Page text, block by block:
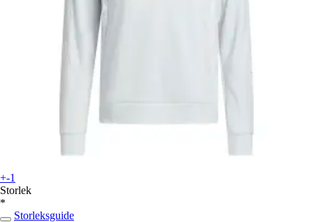
+-1
Storlek
*
Storleksguide